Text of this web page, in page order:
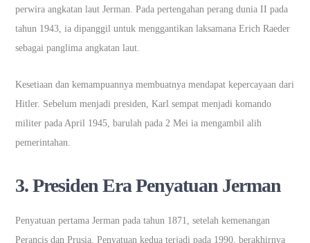
perwira angkatan laut Jerman. Pada pertengahan perang dunia II pada
tahun 1943, ia dipanggil untuk menggantikan laksamana Erich Raeder
sebagai panglima angkatan laut.
Kesetiaan dan kemampuannya membuatnya mendapat kepercayaan dari
Hitler. Sebelum menjadi presiden, Karl sempat menjadi komando
militer pada April 1945, barulah pada 2 Mei ia mengambil alih
pemerintahan.
3. Presiden Era Penyatuan Jerman
Penyatuan pertama Jerman pada tahun 1871, setelah kemenangan
Perancis dan Prusia. Penyatuan kedua terjadi pada 1990, berakhirnya